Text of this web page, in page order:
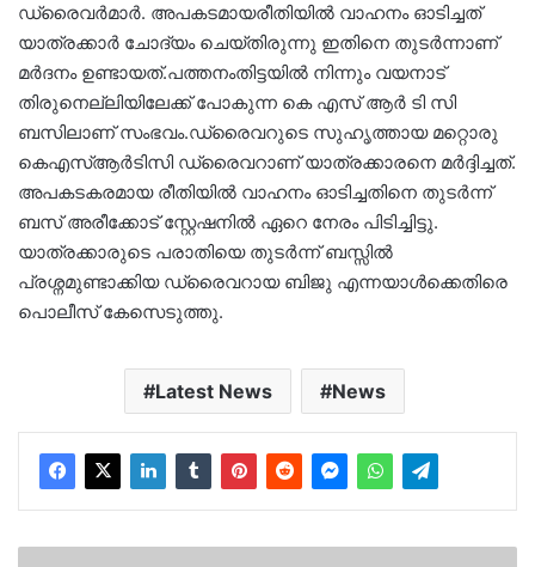
ഡ്രൈവർമാർ. അപകടമായരീതിയിൽ വാഹനം ഓടിച്ചത്
യാത്രക്കാർ ചോദ്യം ചെയ്തിരുന്നു ഇതിനെ തുടർന്നാണ്
മർദനം ഉണ്ടായത്.പത്തനംതിട്ടയിൽ നിന്നും വയനാട്
തിരുനെല്ലിയിലേക്ക് പോകുന്ന കെ എസ് ആർ ടി സി
ബസിലാണ് സംഭവം.ഡ്രൈവറുടെ സുഹൃത്തായ മറ്റൊരു
കെഎസ്ആർടിസി ഡ്രൈവറാണ് യാത്രക്കാരനെ മർദ്ദിച്ചത്.
അപകടകരമായ രീതിയിൽ വാഹനം ഓടിച്ചതിനെ തുടർന്ന്
ബസ് അരീക്കോട് സ്റ്റേഷനിൽ ഏറെ നേരം പിടിച്ചിട്ടു.
യാത്രക്കാരുടെ പരാതിയെ തുടർന്ന് ബസ്സിൽ
പ്രശ്നമുണ്ടാക്കിയ ഡ്രൈവറായ ബിജു എന്നയാൾക്കെതിരെ
പൊലീസ് കേസെടുത്തു.
Latest News News